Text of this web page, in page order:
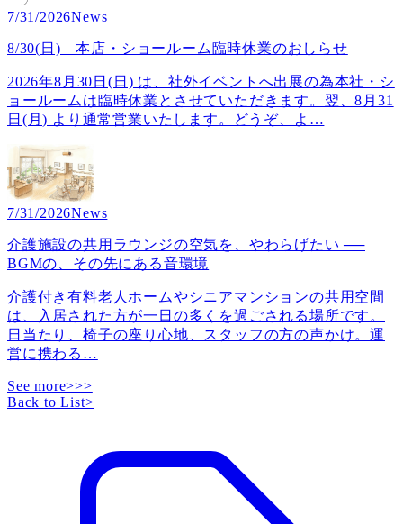
7/31/2026News
8/30(日) 本店・ショールーム臨時休業のおしらせ
2026年8月30日(日) は、社外イベントへ出展の為本社・シ
ョールームは臨時休業とさせていただきます。翌、8月31
日(月) より通常営業いたします。どうぞ、よ …
7/31/2026News
介護施設の共用ラウンジの空気を、やわらげたい ──
BGMの、その先にある音環境
介護付き有料老人ホームやシニアマンションの共用空間
は、入居された方が一日の多くを過ごされる場所です。
日当たり、椅子の座り心地、スタッフの方の声かけ。運
営に携わる …
See more>>>
Back to List>